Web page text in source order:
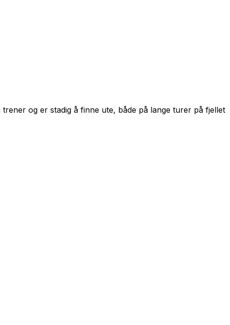
og er stadig å finne ute, både på lange turer på fjellet